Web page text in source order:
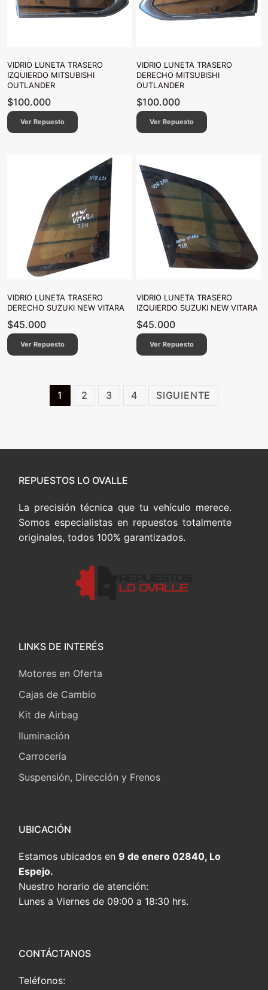
VIDRIO LUNETA TRASERO
IZQUIERDO MITSUBISHI
OUTLANDER
$100.000
Ver Repuesto
VIDRIO LUNETA TRASERO
DERECHO MITSUBISHI
OUTLANDER
$100.000
Ver Repuesto
VIDRIO LUNETA TRASERO
DERECHO SUZUKI NEW VITARA
$45.000
Ver Repuesto
VIDRIO LUNETA TRASERO
IZQUIERDO SUZUKI NEW VITARA
$45.000
Ver Repuesto
Paginación
1 2 3 4 SIGUIENTE
REPUESTOS LO OVALLE
La precisión técnica que tu vehículo merece.
Somos especialistas en repuestos totalmente
originales, todos 100% garantizados.
LINKS DE INTERÉS
Motores en Oferta
Cajas de Cambio
Kit de Airbag
Iluminación
Carrocería
Suspensión, Dirección y Frenos
UBICACIÓN
Estamos ubicados en 9 de enero 02840, Lo
Espejo.
Nuestro horario de atención:
Lunes a Viernes de 09:00 a 18:30 hrs.
CONTÁCTANOS
Teléfonos: